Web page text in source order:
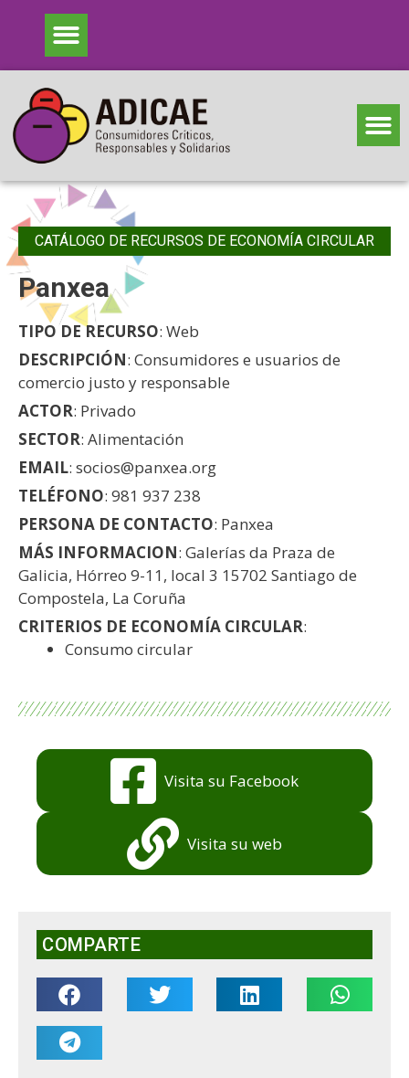
CATÁLOGO DE RECURSOS DE ECONOMÍA CIRCULAR
Panxea
TIPO DE RECURSO: Web
DESCRIPCIÓN: Consumidores e usuarios de
comercio justo y responsable
ACTOR: Privado
SECTOR: Alimentación
EMAIL: socios@panxea.org
TELÉFONO: 981 937 238
PERSONA DE CONTACTO: Panxea
MÁS INFORMACION: Galerías da Praza de
Galicia, Hórreo 9-11, local 3 15702 Santiago de
Compostela, La Coruña
CRITERIOS DE ECONOMÍA CIRCULAR:
Consumo circular
Visita su Facebook
Visita su web
COMPARTE